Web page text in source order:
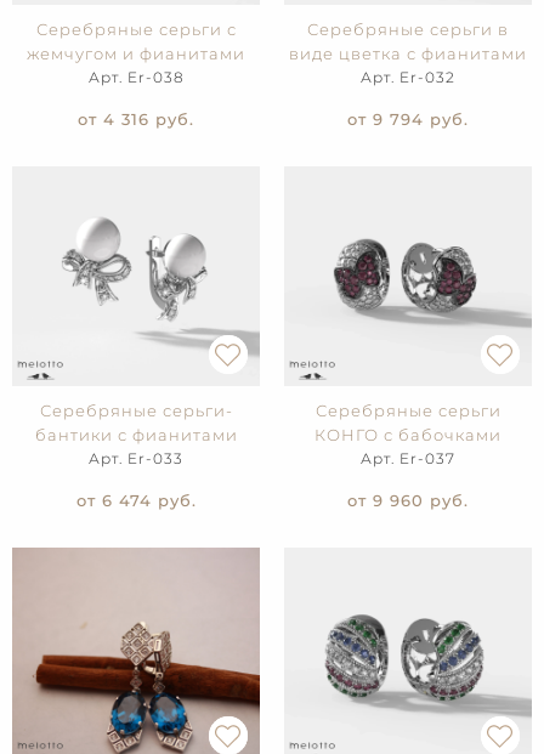
Серебряные серьги с
жемчугом и фианитами
Арт. Er-038
от 4 316 руб.
Серебряные серьги в
виде цветка с фианитами
Арт. Er-032
от 9 794 руб.
Серебряные серьги-
бантики с фианитами
Арт. Er-033
от 6 474 руб.
Серебряные серьги
КОНГО с бабочками
Арт. Er-037
от 9 960 руб.